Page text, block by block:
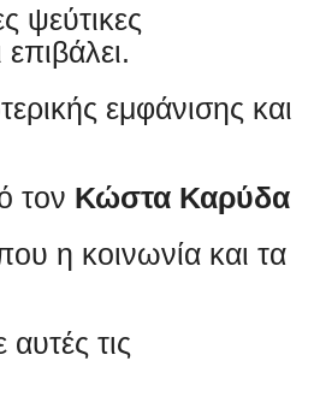
ψεύτικες
εμφάνισης και
τον Κώστα Καρύδα
η κοινωνία και τα
αυτές τις